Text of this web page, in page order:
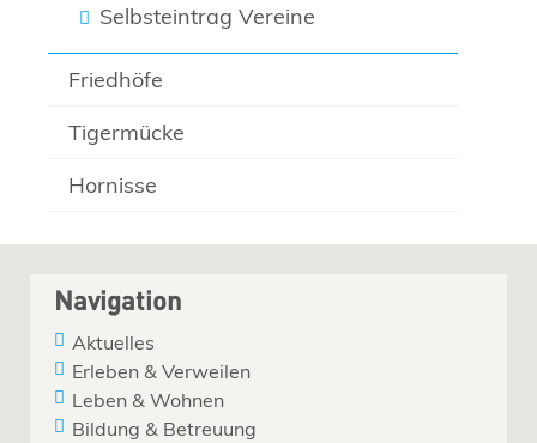
Selbsteintrag Vereine
Friedhöfe
Tigermücke
Hornisse
Navigation
Aktuelles
Erleben & Verweilen
Leben & Wohnen
Bildung & Betreuung